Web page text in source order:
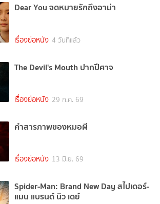
Dear You จดหมายรักถึงอาม่า
เรื่องย่อหนัง 4 วันที่แล้ว
The Devil's Mouth ปากปีศาจ
เรื่องย่อหนัง 29 ก.ค. 69
คำสารภาพของหมอผี
เรื่องย่อหนัง 13 มิ.ย. 69
Spider-Man: Brand New Day สไปเดอร์-
แมน แบรนด์ นิว เดย์